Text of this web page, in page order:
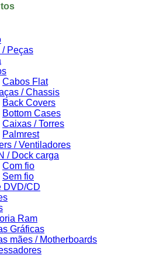
/ Peças
Cabos Flat
/ Chassis
Back Covers
Bottom Cases
Caixas / Torres
Palmrest
/ Ventiladores
/ Dock carga
Com fio
Sem fio
DVD/CD
Ram
Gráficas
mães / Motherboards